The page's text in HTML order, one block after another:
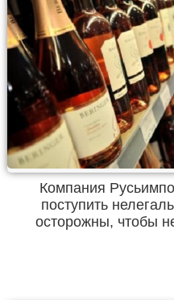
Компания
поступить
осторожны, чтобы